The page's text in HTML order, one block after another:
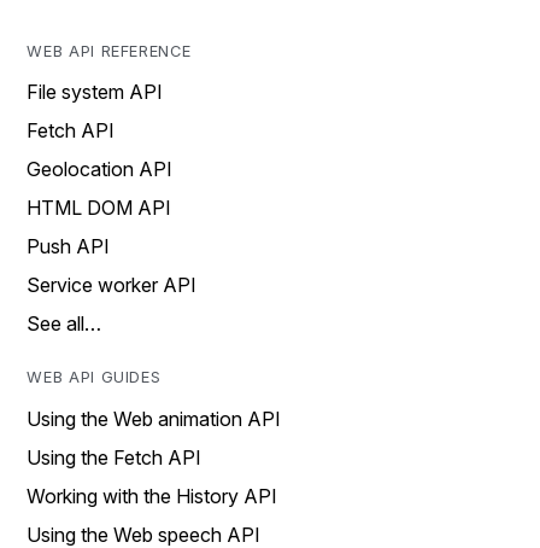
WEB API REFERENCE
File system API
Fetch API
Geolocation API
HTML DOM API
Push API
Service worker API
See all…
WEB API GUIDES
Using the Web animation API
Using the Fetch API
Working with the History API
Using the Web speech API